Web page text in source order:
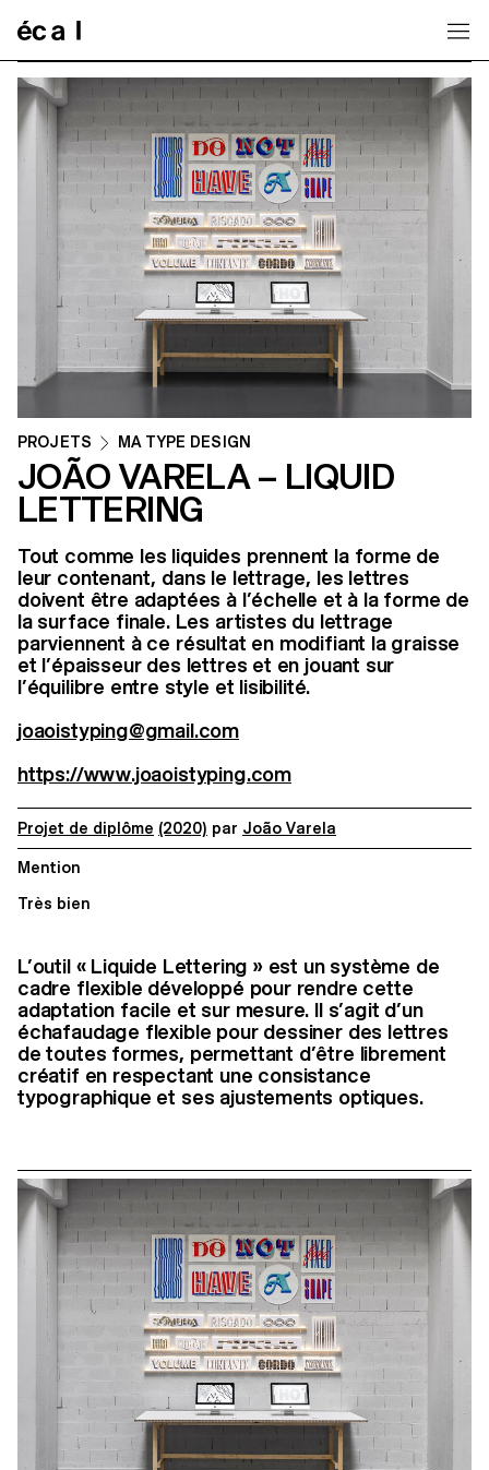
PROJETS MA TYPE DESIGN
JOÃO VARELA – LIQUID
LETTERING
Tout comme les liquides prennent la forme de
leur contenant, dans le lettrage, les lettres
doivent être adaptées à l’échelle et à la forme de
la surface finale. Les artistes du lettrage
parviennent à ce résultat en modifiant la graisse
et l’épaisseur des lettres et en jouant sur
l’équilibre entre style et lisibilité.
joaoistyping@gmail.com
https://www.joaoistyping.com
Projet de diplôme (2020) par João Varela
Mention
Très bien
L’outil « Liquide Lettering » est un système de
cadre flexible développé pour rendre cette
adaptation facile et sur mesure. Il s’agit d’un
échafaudage flexible pour dessiner des lettres
de toutes formes, permettant d’être librement
créatif en respectant une consistance
typographique et ses ajustements optiques.